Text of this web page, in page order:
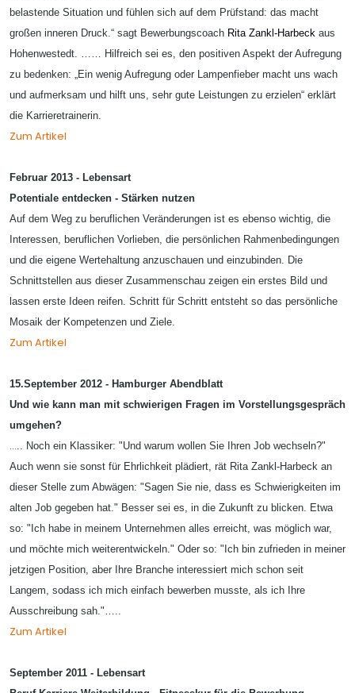
belastende Situation und fühlen sich auf dem Prüfstand: das macht
großen inneren Druck.“ sagt Bewerbungscoach Rita Zankl-Harbeck aus
Hohenwestedt. …… Hilfreich sei es, den positiven Aspekt der Aufregung
zu bedenken: „Ein wenig Aufregung oder Lampenfieber macht uns wach
und aufmerksam und hilft uns, sehr gute Leistungen zu erzielen“ erklärt
die Karrieretrainerin.
Zum Artikel
Februar 2013 - Lebensart
Potentiale entdecken - Stärken nutzen
Auf dem Weg zu beruflichen Veränderungen ist es ebenso wichtig, die
Interessen, beruflichen Vorlieben, die persönlichen Rahmenbedingungen
und die eigene Wertehaltung anzuschauen und einzubinden. Die
Schnittstellen aus dieser Zusammenschau zeigen ein erstes Bild und
lassen erste Ideen reifen. Schritt für Schritt entsteht so das persönliche
Mosaik der Kompetenzen und Ziele.
Zum Artikel
15.September 2012 - Hamburger Abendblatt
Und wie kann man mit schwierigen Fragen im Vorstellungsgespräch
umgehen?
….. Noch ein Klassiker: "Und warum wollen Sie Ihren Job wechseln?"
Auch wenn sie sonst für Ehrlichkeit plädiert, rät Rita Zankl-Harbeck an
dieser Stelle zum Abwägen: "Sagen Sie nie, dass es Schwierigkeiten im
alten Job gegeben hat." Besser sei es, in die Zukunft zu blicken. Etwa
so: "Ich habe in meinem Unternehmen alles erreicht, was möglich war,
und möchte mich weiterentwickeln." Oder so: "Ich bin zufrieden in meiner
jetzigen Position, aber Ihre Branche interessiert mich schon seit
Langem, sodass ich mich einfach bewerben musste, als ich Ihre
Ausschreibung sah."…..
Zum Artikel
September 2011 - Lebensart